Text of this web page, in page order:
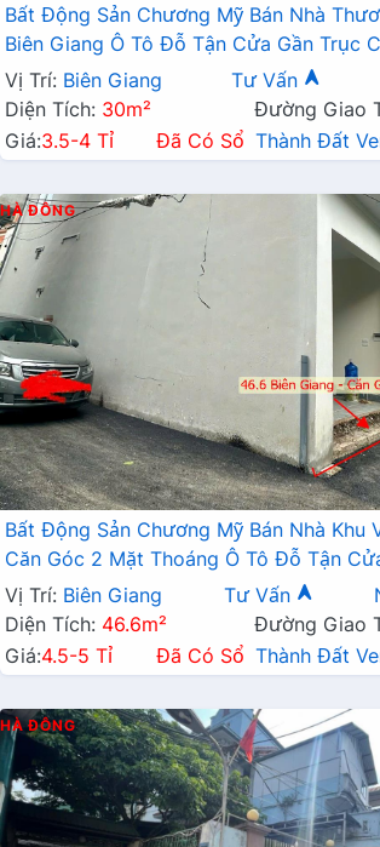
Bất Động Sản Chương Mỹ Bán Nhà
Biên Giang Ô Tô Đỗ Tận Cửa Gần Trục
Vị Trí: Biên Giang Tư Vấn
Diện Tích: 30m²
Đường Giao
Giá:3.5-4 Tỉ Đã Có Sổ Thành Đất
HÀ ĐÔNG
Bất Động Sản Chương Mỹ Bán Nhà Khu
Căn Góc 2 Mặt Thoáng Ô Tô Đỗ Tận
Kinh Doanh
Vị Trí: Biên Giang Tư Vấn
Diện Tích: 46.6m²
Đường Giao
Giá:4.5-5 Tỉ Đã Có Sổ Thành Đất
HÀ ĐÔNG